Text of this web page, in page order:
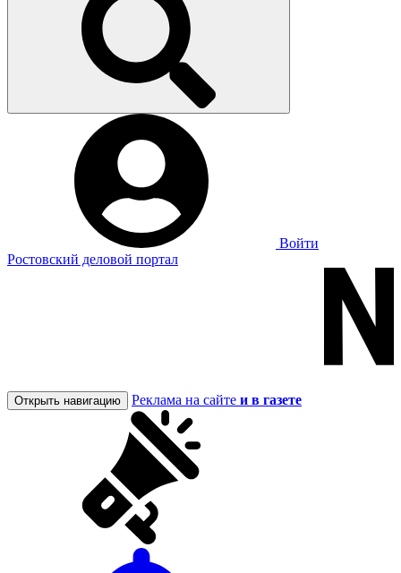
Войти
Ростовский деловой портал
Открыть навигацию Реклама на сайте и в газете